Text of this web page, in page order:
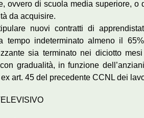
ovvero di scuola media superiore,
da acquisire.
nuovi contratti di
tempo indeterminato almeno il
sia terminato nei diciotto
gradualità, in funzione
art. 45 del precedente CCNL dei